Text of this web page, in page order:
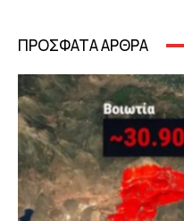
ΠΡΟΣΦΑΤΑ ΑΡΘΡΑ